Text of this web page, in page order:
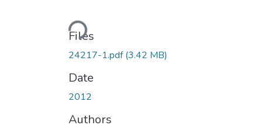
Loading...
Files
24217-1.pdf(3.42 MB)
Date
2012
Authors